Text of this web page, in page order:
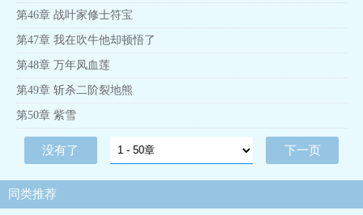
第46章 战叶家修士符宝
第47章 我在吹牛他却顿悟了
第48章 万年凤血莲
第49章 斩杀二阶裂地熊
第50章 紫雪
没有了 下一页
同类推荐